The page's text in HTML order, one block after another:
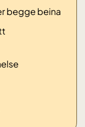
begge beina